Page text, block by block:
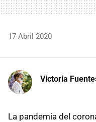
17 Abril 2020
Victoria
La pandemia del